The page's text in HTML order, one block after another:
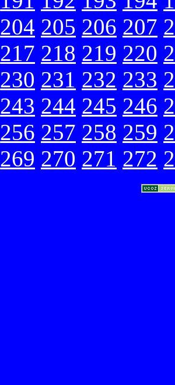
204 205 206 207
217 218 219 220
230 231 232 233
243 244 245 246
256 257 258 259
269 270 271 272